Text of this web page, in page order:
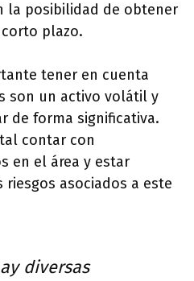
la posibilidad de obtener
plazo.
tener en cuenta
son un activo volátil y
de forma significativa.
contar con
en el área y estar
asociados a este
diversas